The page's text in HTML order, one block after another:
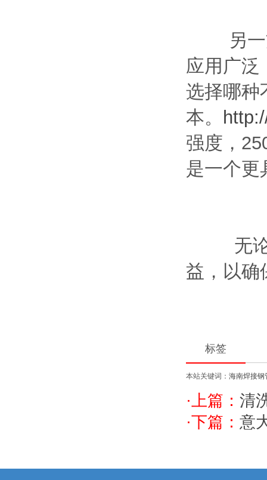
另一方
应用广泛
选择哪种
本。
强度，
是一个更
无论你
益，以确
标签
本站关键词： 海南焊接钢
·上篇： 清
·下篇： 意